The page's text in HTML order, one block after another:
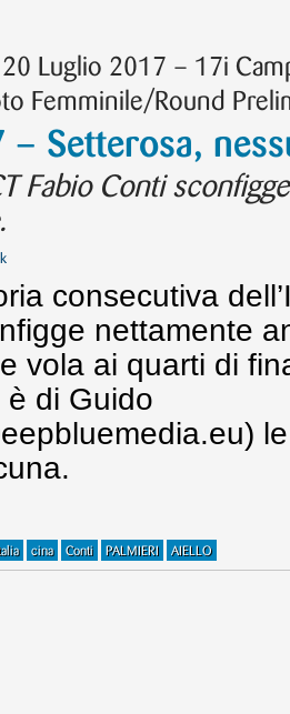
20 Luglio 2017 – 17i
Femminile/Round
– Setterosa,
Fabio Conti
consecutiva
nettamente
vola ai quarti di
di Guido
cina Conti PALMIERI AIELLO